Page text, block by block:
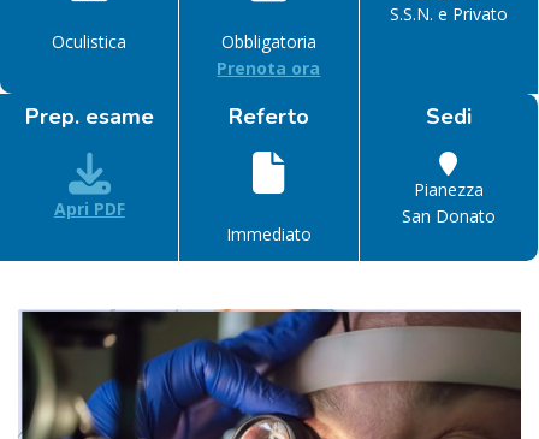
Oculistica
Obbligatoria
Prenota ora
S.S.N. e Privato
Prep. esame
Apri PDF
Referto
Immediato
Sedi
Pianezza
San Donato